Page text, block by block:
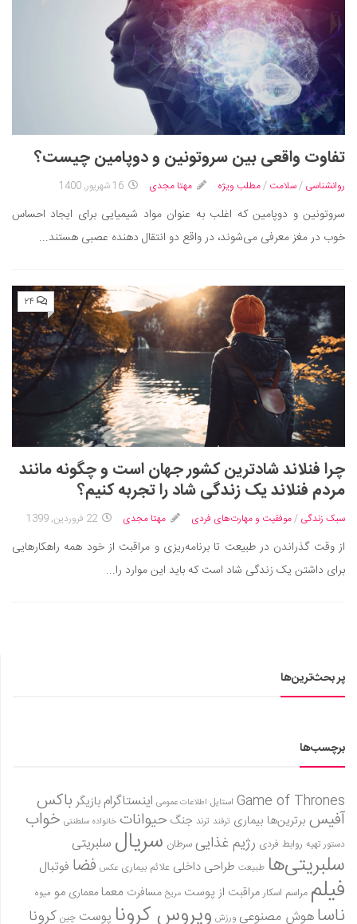
تاریخ
معماری
علمی
فناوری‌ها
نجوم و هوا فضا
زمین و محیط زیست
خودرو
دانستنی‌ها
طنز
فال
مسابقه
اخبار
تفاوت واقعی بین سروتونین و دوپامین چیست؟
روانشناسی /سلامت /مطلب ویژه مهتا مجدی 16 شهریور, 1400
سروتونین و دوپامین که اغلب به عنوان مواد شیمیایی برای ایجاد احساس
خوب در مغز معرفی می‌شوند، در واقع دو انتقال دهنده عصبی هستند...
۲۴
چرا فنلاند شادترین کشور جهان است و چگونه مانند
مردم فنلاند یک زندگی شاد را تجربه کنیم؟
سبک زندگی /موفقیت و مهارت‌های فردی مهتا مجدی 22 فروردین, 1399
از وقت گذراندن در طبیعت تا برنامه‌ریزی و مراقبت از خود همه راهکارهایی
برای داشتن یک زندگی شاد است که باید این موارد را...
پر بحث‌ترین‌ها
برچسب‌ها
Game of Thrones استایل اطلاعات عمومی اینستاگرام بازیگر باکس
آفیس برترین‌ها بیماری ترفند ترند جنگ حیوانات خانواده سلطنتی خواب
دستور تهیه روابط فردی رژیم غذاییسرطان سریال سلبریتی
سلبریتی‌ها طبیعت طراحی داخلی علائم بیماری عکس فضا فوتبال
فیلم مراسم اسکارمراقبت از پوست مریخ مسافرت معمامعماری مو میوه
ناساهوش مصنوعی ورزش ویروس کرونا پوست چین کرونا